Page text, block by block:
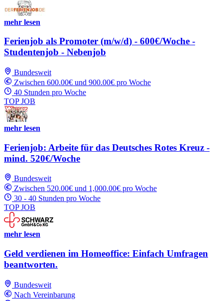
mehr lesen
Ferienjob als Promoter (m/w/d) - 600€/Woche -
Studentenjob - Nebenjob
Bundesweit
Zwischen 600.00€ und 900.00€ pro Woche
40 Stunden pro Woche
TOP JOB
mehr lesen
Ferienjob: Arbeite für das Deutsches Rotes Kreuz -
mind. 520€/Woche
Bundesweit
Zwischen 520.00€ und 1,000.00€ pro Woche
30 - 40 Stunden pro Woche
TOP JOB
mehr lesen
Geld verdienen im Homeoffice: Einfach Umfragen
beantworten.
Bundesweit
Nach Vereinbarung